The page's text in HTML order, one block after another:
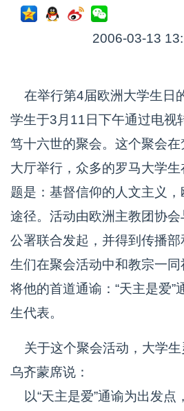
2006-03-13
在举行第4届欧洲大学生日
学生于3月11日下午通过电视
笃十六世的聚会。这个聚会
大厅举行，众多的罗马大学
题是：基督信仰的人文主义
途径。活动由欧洲主教团协
公署联合发起，并得到传播
生们在聚会活动中和教宗一
将他的首道通谕：“天主是爱”
生代表。
关于这个聚会活动，大学生
乌齐蒙席说：
以“天主是爱”通谕为出发点